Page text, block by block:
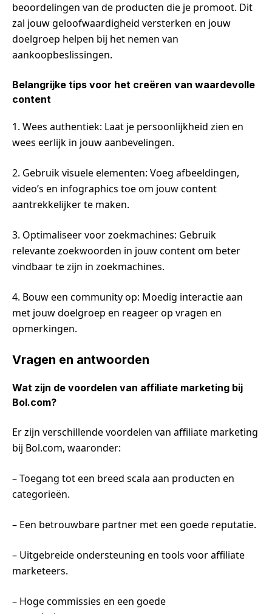
beoordelingen van de producten die je promoot. Dit
zal jouw geloofwaardigheid versterken en jouw
doelgroep helpen bij het nemen van
aankoopbeslissingen.
Belangrijke tips voor het creëren van waardevolle
content
1. Wees authentiek: Laat je persoonlijkheid zien en
wees eerlijk in jouw aanbevelingen.
2. Gebruik visuele elementen: Voeg afbeeldingen,
video’s en infographics toe om jouw content
aantrekkelijker te maken.
3. Optimaliseer voor zoekmachines: Gebruik
relevante zoekwoorden in jouw content om beter
vindbaar te zijn in zoekmachines.
4. Bouw een community op: Moedig interactie aan
met jouw doelgroep en reageer op vragen en
opmerkingen.
Vragen en antwoorden
Wat zijn de voordelen van affiliate marketing bij
Bol.com?
Er zijn verschillende voordelen van affiliate marketing
bij Bol.com, waaronder:
– Toegang tot een breed scala aan producten en
categorieën.
– Een betrouwbare partner met een goede reputatie.
– Uitgebreide ondersteuning en tools voor affiliate
marketeers.
– Hoge commissies en een goede